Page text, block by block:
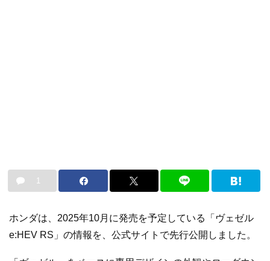
1
ホンダは、2025年10月に発売を予定している「ヴェゼル
e:HEV RS」の情報を、公式サイトで先行公開しました。